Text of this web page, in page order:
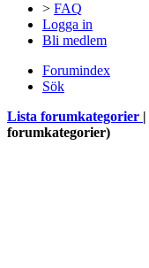
> FAQ
Logga in
Bli medlem
Forumindex
Sök
Lista forumkategorier
forumkategorier)